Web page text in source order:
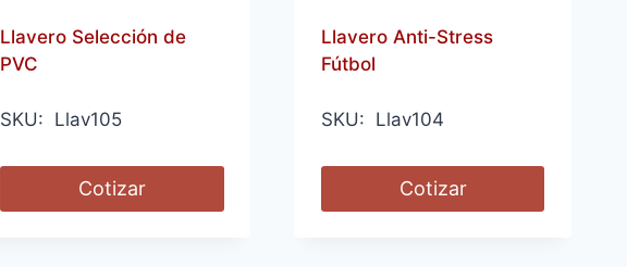
Llavero Selección de
PVC
SKU: Llav105
Cotizar
Llavero Anti-Stress
Fútbol
SKU: Llav104
Cotizar